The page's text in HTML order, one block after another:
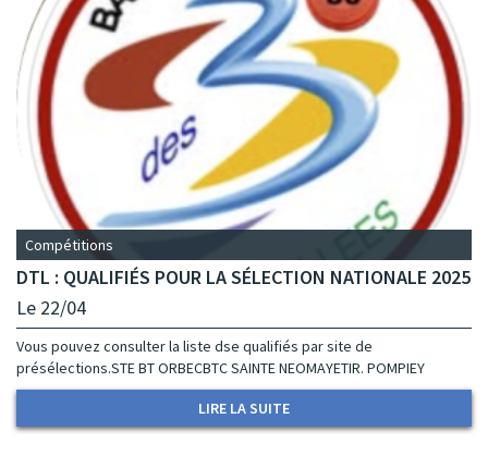
Compétitions
DTL : QUALIFIÉS POUR LA SÉLECTION NATIONALE 2025
Le 22/04
Vous pouvez consulter la liste dse qualifiés par site de
présélections.STE BT ORBECBTC SAINTE NEOMAYETIR. POMPIEY
LIRE LA SUITE